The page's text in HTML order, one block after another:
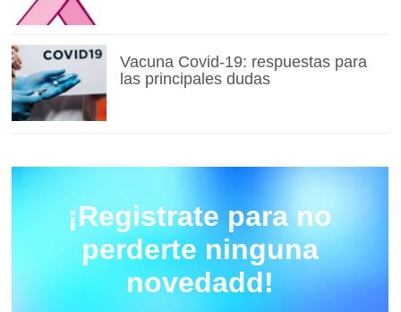
Vacuna Covid-19: respuestas para
las principales dudas